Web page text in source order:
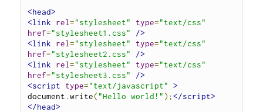
<head>
<link
rel="stylesheet" type="text/css"
href="stylesheet1.css"
/>
<link
rel="stylesheet" type="text/css"
href="stylesheet2.css"
/>
<link
rel="stylesheet" type="text/css"
href="stylesheet3.css"
/>
<script
type="text/javascript"
>
document .write( "Hello world!" );</script>
</head>